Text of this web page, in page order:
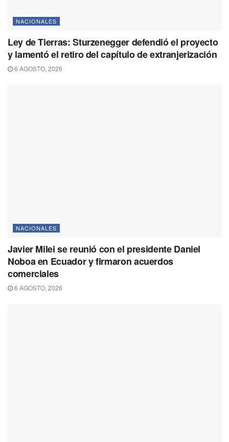
NACIONALES
Ley de Tierras: Sturzenegger defendió el proyecto
y lamentó el retiro del capítulo de extranjerización
6 AGOSTO, 2026
NACIONALES
Javier Milei se reunió con el presidente Daniel
Noboa en Ecuador y firmaron acuerdos
comerciales
6 AGOSTO, 2026